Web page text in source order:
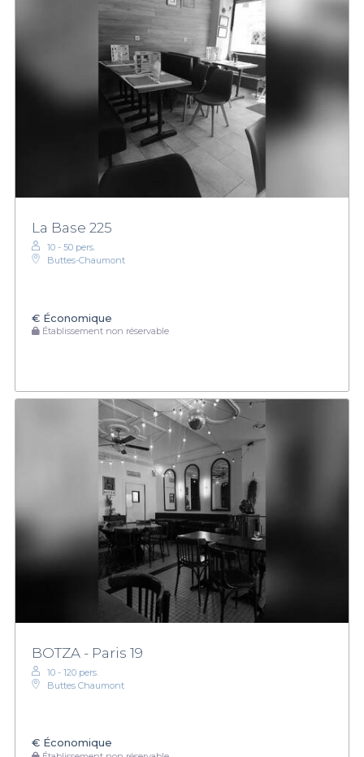
La Base 225
10 - 50 pers.
Buttes-Chaumont
€ Économique
Établissement non réservable
BOTZA - Paris 19
10 - 120 pers.
Buttes Chaumont
€ Économique